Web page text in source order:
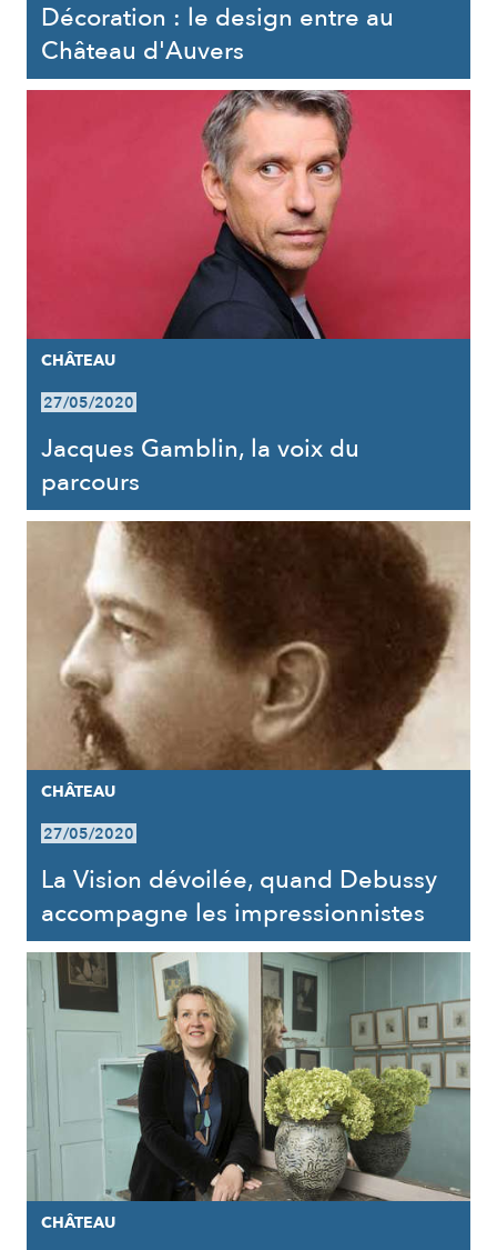
Décoration : le design entre au
Château d'Auvers
CHÂTEAU
27/05/2020
Jacques Gamblin, la voix du
parcours
CHÂTEAU
27/05/2020
La Vision dévoilée, quand Debussy
accompagne les impressionnistes
CHÂTEAU